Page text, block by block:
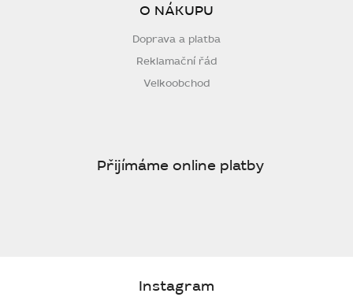
O NÁKUPU
Doprava a platba
Reklamační řád
Velkoobchod
Přijímáme online platby
Instagram